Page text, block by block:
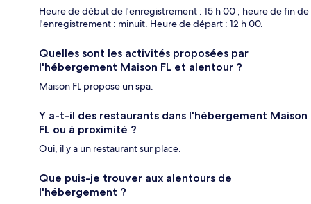
Heure de début de l'enregistrement : 15 h 00 ; heure de fin de
l'enregistrement : minuit. Heure de départ : 12 h 00.
Quelles sont les activités proposées par
l'hébergement Maison FL et alentour ?
Maison FL propose un spa.
Y a-t-il des restaurants dans l'hébergement Maison
FL ou à proximité ?
Oui, il y a un restaurant sur place.
Que puis-je trouver aux alentours de
l'hébergement ?